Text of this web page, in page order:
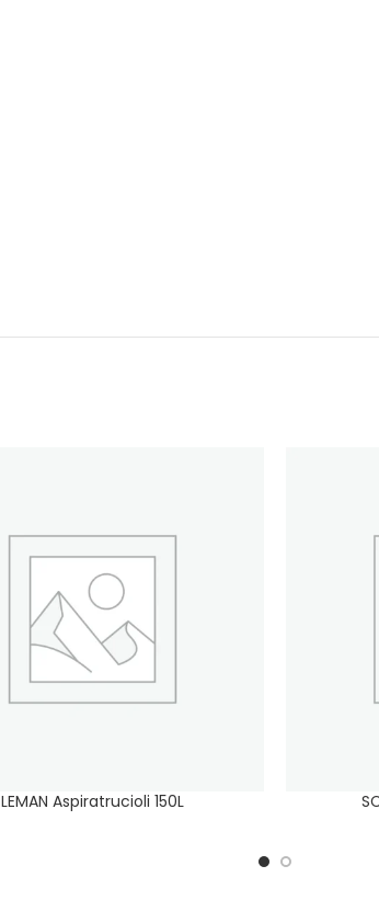
LEMAN Aspiratrucioli 150L